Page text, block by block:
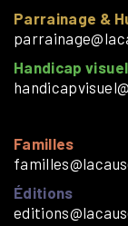
Parrainage &
Handicap visuel
Familles
Éditions